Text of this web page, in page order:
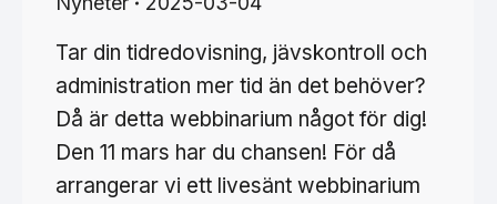
Tar din tidredovisning, jävskontroll och
administration mer tid än det behöver?
Då är detta webbinarium något för dig!
Den 11 mars har du chansen! För då
arrangerar vi ett livesänt webbinarium